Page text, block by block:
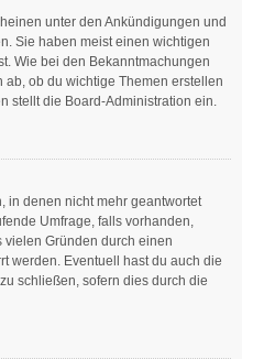
unter den Ankündigungen und
Sie haben meist einen wichtigen
Wie bei den Bekanntmachungen
ob du wichtige Themen erstellen
stellt die Board-Administration ein.
in denen nicht mehr geantwortet
Umfrage, falls vorhanden,
vielen Gründen durch einen
werden. Eventuell hast du auch die
schließen, sofern dies durch die